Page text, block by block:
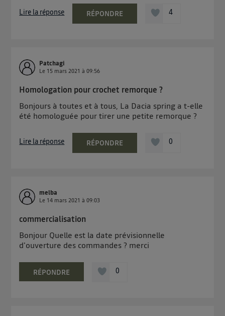
Lire la réponse RÉPONDRE 4
Patchagi
Le 15 mars 2021 à09:56
Homologation pour crochet remorque ?
Bonjours à toutes et à tous, La Dacia spring a t-elle
été homologuée pour tirer une petite remorque ?
Lire la réponse RÉPONDRE 0
melba
Le 14 mars 2021 à09:03
commercialisation
Bonjour Quelle est la date prévisionnelle
d'ouverture des commandes ? merci
RÉPONDRE 0